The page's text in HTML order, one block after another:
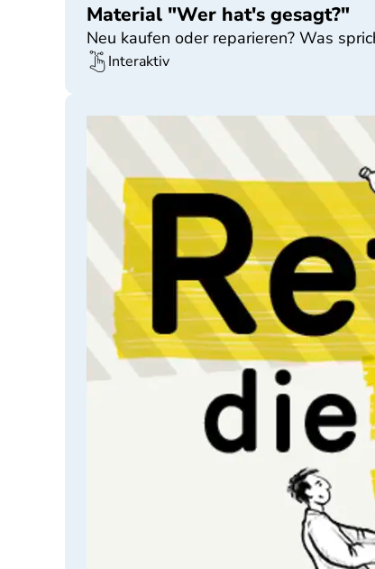
Material "Wer hat's gesagt?"
Neu kaufen oder reparieren? Was
Interaktiv